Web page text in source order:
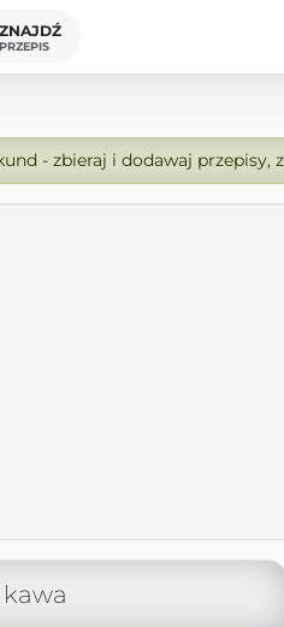
ZNAJDŹ
PRZEPIS
- zbieraj i dodawaj przepisy,
kawa